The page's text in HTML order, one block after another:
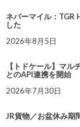
ネバーマイル：TGR
した
2026年8月5日
【トドケール】マ
とのAPI連携を開始
2026年7月30日
JR貨物／お盆休み期